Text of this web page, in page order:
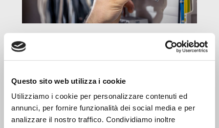
Questo sito web utilizza i cookie
Utilizziamo i cookie per personalizzare contenuti ed
annunci, per fornire funzionalità dei social media e per
analizzare il nostro traffico. Condividiamo inoltre